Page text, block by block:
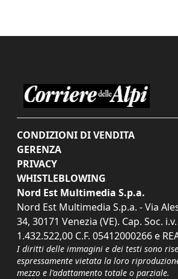
CONDIZIONI DI VENDITA
GERENZA
PRIVACY
WHISTLEBLOWING
Nord Est Multimedia S.p.a.
Nord Est Multimedia S.p.a. - Via
34, 30171 Venezia (VE). Cap. Soc.
1.432.522,00 C.F. 05412000266 e
I diritti delle immagini e dei testi sono
espressamente vietata la loro
mezzo e l'adattamento totale o parziale.